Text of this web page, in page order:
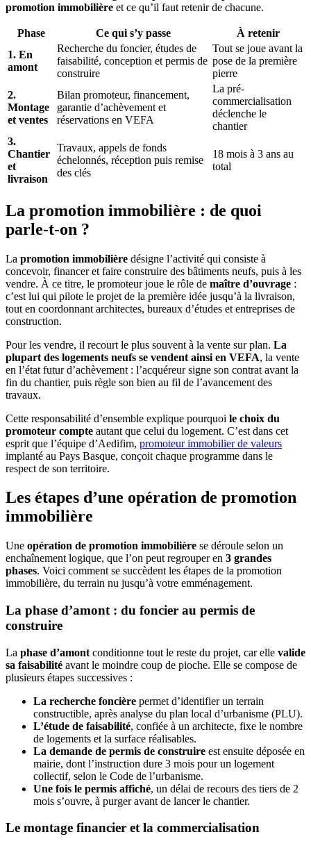
promotion immobilière et ce qu’il faut retenir de chacune.
Phase Ce qui s’y passe
À retenir
1. En
amont
Recherche du foncier, études de
faisabilité, conception et permis de
construire
Tout se joue avant la
pose de la première
pierre
2.
Montage
et ventes
Bilan promoteur, financement,
garantie d’achèvement et
réservations en VEFA
La pré-
commercialisation
déclenche le
chantier
3.
Chantier
et
livraison
Travaux, appels de fonds
échelonnés, réception puis remise
des clés
18 mois à 3 ans au
total
La promotion immobilière : de quoi
parle-t-on ?
La promotion immobilière désigne l’activité qui consiste à
concevoir, financer et faire construire des bâtiments neufs, puis à les
vendre. À ce titre, le promoteur joue le rôle de maître d’ouvrage :
c’est lui qui pilote le projet de la première idée jusqu’à la livraison,
tout en coordonnant architectes, bureaux d’études et entreprises de
construction.
Pour les vendre, il recourt le plus souvent à la vente sur plan. La
plupart des logements neufs se vendent ainsi en VEFA, la vente
en l’état futur d’achèvement : l’acquéreur signe son contrat avant la
fin du chantier, puis règle son bien au fil de l’avancement des
travaux.
Cette responsabilité d’ensemble explique pourquoi le choix du
promoteur compte autant que celui du logement. C’est dans cet
esprit que l’équipe d’Aedifim, promoteur immobilier de valeurs
implanté au Pays Basque, conçoit chaque programme dans le
respect de son territoire.
Les étapes d’une opération de promotion
immobilière
Une opération de promotion immobilière se déroule selon un
enchaînement logique, que l’on peut regrouper en 3 grandes
phases. Voici comment se succèdent les étapes de la promotion
immobilière, du terrain nu jusqu’à votre emménagement.
La phase d’amont : du foncier au permis de
construire
La phase d’amont conditionne tout le reste du projet, car elle valide
sa faisabilité avant le moindre coup de pioche. Elle se compose de
plusieurs étapes successives :
La recherche foncière permet d’identifier un terrain
constructible, après analyse du plan local d’urbanisme (PLU).
L’étude de faisabilité, confiée à un architecte, fixe le nombre
de logements et la surface réalisables.
La demande de permis de construire est ensuite déposée en
mairie, dont l’instruction dure 3 mois pour un logement
collectif, selon le Code de l’urbanisme.
Une fois le permis affiché, un délai de recours des tiers de 2
mois s’ouvre, à purger avant de lancer le chantier.
Le montage financier et la commercialisation